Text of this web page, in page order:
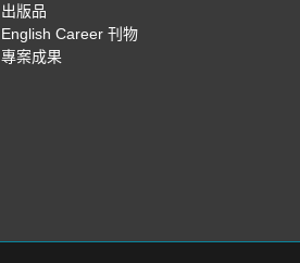
出版品
English Career 刊物
專案成果